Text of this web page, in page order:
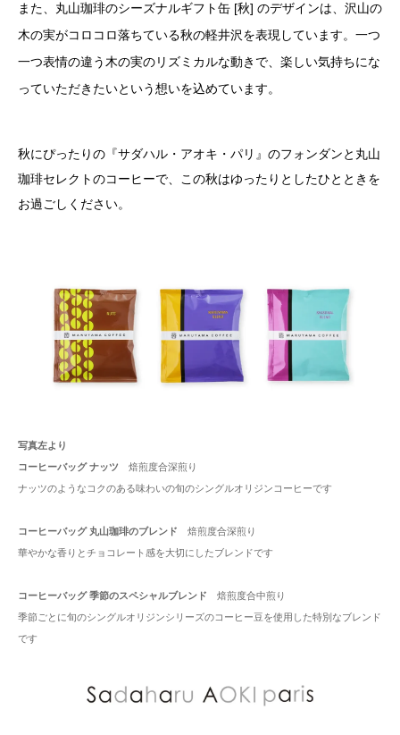
また、丸山珈琲のシーズナルギフト缶 [秋] のデザインは、沢山の
木の実がコロコロ落ちている秋の軽井沢を表現しています。一つ
一つ表情の違う木の実のリズミカルな動きで、楽しい気持ちにな
っていただきたいという想いを込めています。
秋にぴったりの『サダハル・アオキ・パリ』のフォンダンと丸山
珈琲セレクトのコーヒーで、この秋はゆったりとしたひとときを
お過ごしください。
写真左より
コーヒーバッグ ナッツ 焙煎度合深煎り
ナッツのようなコクのある味わいの旬のシングルオリジンコーヒーです
コーヒーバッグ 丸山珈琲のブレンド 焙煎度合深煎り
華やかな香りとチョコレート感を大切にしたブレンドです
コーヒーバッグ 季節のスペシャルブレンド 焙煎度合中煎り
季節ごとに旬のシングルオリジンシリーズのコーヒー豆を使用した特別なブレンド
です